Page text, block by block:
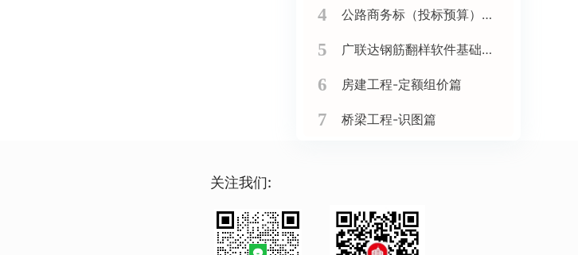
4 公路商务标（投标预算）实战精讲（新点软件）
5 广联达钢筋翻样软件基础精讲
6 房建工程-定额组价篇
7 桥梁工程-识图篇
关注我们: